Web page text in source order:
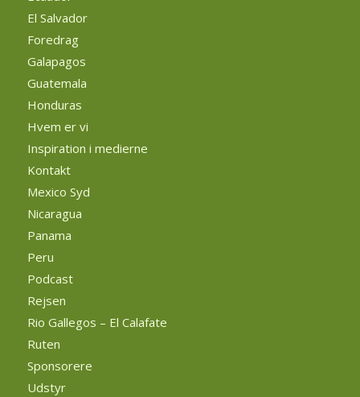
El Salvador
Foredrag
Galapagos
Guatemala
Honduras
Hvem er vi
Inspiration i medierne
Kontakt
Mexico Syd
Nicaragua
Panama
Peru
Podcast
Rejsen
Rio Gallegos – El Calafate
Ruten
Sponsorere
Udstyr